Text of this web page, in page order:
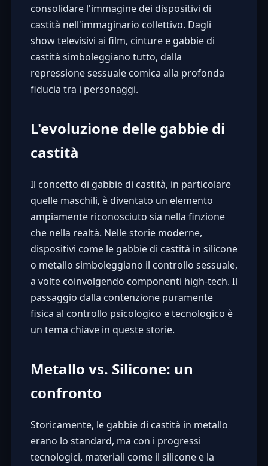
consolidare l'immagine dei dispositivi di
castità nell'immaginario collettivo. Dagli
show televisivi ai film, cinture e gabbie di
castità simboleggiano tutto, dalla
repressione sessuale comica alla profonda
fiducia tra i personaggi.
L'evoluzione delle gabbie di
castità
Il concetto di gabbie di castità, in particolare
quelle maschili, è diventato un elemento
ampiamente riconosciuto sia nella finzione
che nella realtà. Nelle storie moderne,
dispositivi come le gabbie di castità in silicone
o metallo simboleggiano il controllo sessuale,
a volte coinvolgendo componenti high-tech. Il
passaggio dalla contenzione puramente
fisica al controllo psicologico e tecnologico è
un tema chiave in queste storie.
Metallo vs. Silicone: un
confronto
Storicamente, le gabbie di castità in metallo
erano lo standard, ma con i progressi
tecnologici, materiali come il silicone e la